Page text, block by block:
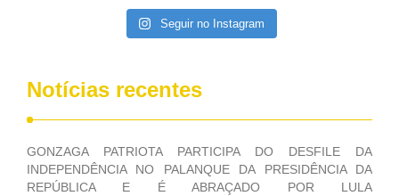
Seguir no Instagram
Notícias recentes
GONZAGA PATRIOTA PARTICIPA DO DESFILE DA
INDEPENDÊNCIA NO PALANQUE DA PRESIDÊNCIA DA
REPÚBLICA E É ABRAÇADO POR LULA